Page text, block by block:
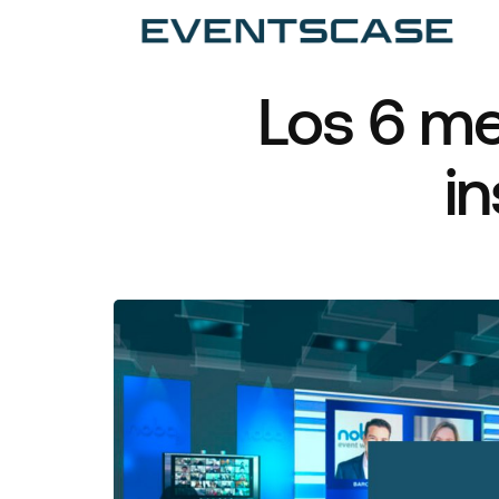
Los 6